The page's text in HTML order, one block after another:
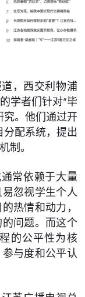
，西交利物浦
学者们针对“毕
究。他们通过开
配系统，提出
制。
常依赖于大量
忽视学生个人
热情和动力，
问题。而这个
的公平性为核
与度和公平认